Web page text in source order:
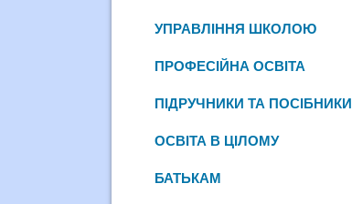
УПРАВЛІННЯ ШКОЛОЮ
ПРОФЕСІЙНА ОСВІТА
ПІДРУЧНИКИ ТА ПОСІБНИКИ
ОСВІТА В ЦІЛОМУ
БАТЬКАМ